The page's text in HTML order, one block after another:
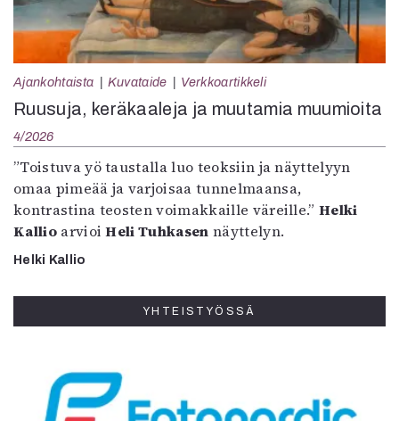
Ajankohtaista Kuvataide Verkkoartikkeli
Ruusuja, keräkaaleja ja muutamia muumioita
4/2026
”Toistuva yö taustalla luo teoksiin ja näyttelyyn
omaa pimeää ja varjoisaa tunnelmaansa,
kontrastina teosten voimakkaille väreille.”Helki
KallioarvioiHeli Tuhkasen näyttelyn.
Helki Kallio
YHTEISTYÖSSÄ